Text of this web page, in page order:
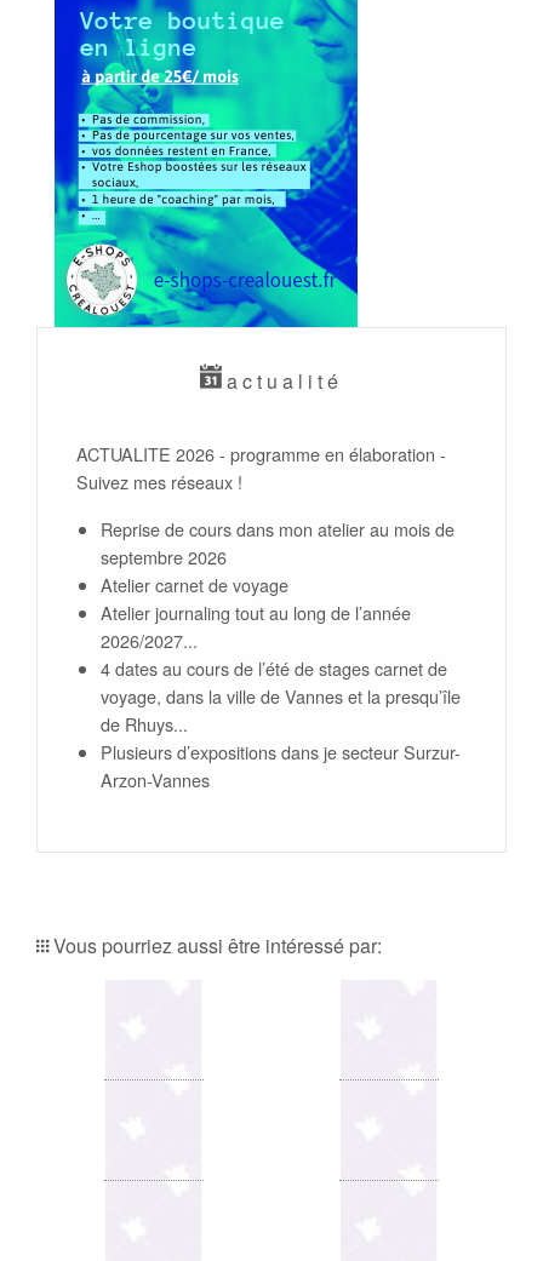
actualité
ACTUALITE 2026 - programme en élaboration -
Suivez mes réseaux !
Reprise de cours dans mon atelier au mois de
septembre 2026
Atelier carnet de voyage
Atelier journaling tout au long de l’année
2026/2027...
4 dates au cours de l’été de stages carnet de
voyage, dans la ville de Vannes et la presqu’île
de Rhuys...
Plusieurs d’expositions dans je secteur Surzur-
Arzon-Vannes
Vous pourriez aussi être intéressé par: